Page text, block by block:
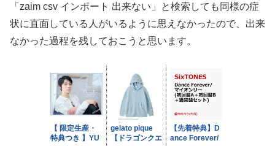
「zaim csv インポート 出来ない」と検索しても同様の症
状に直面している人がいるように思えなかったので、出来
なかった過程を残しておこうと思います。